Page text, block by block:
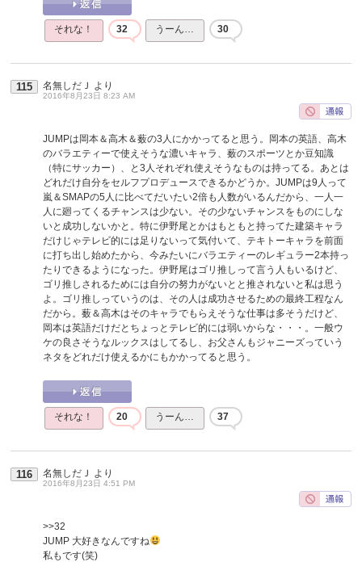
それな！ 32 うーん… 30
115 名無しだＪ より
2016年8月23日 8:23 AM
JUMPは岡本＆高木＆薮の3人にかかってると思う。岡本の英語、高木
のバラエティーで使えそうな濃いキャラ、薮のスポーツとか豆知識
（特にサッカー）、と3人それぞれ使えそうなものは持ってる。あとは
どれだけ自分をセルフプロデュースできるかどうか。JUMPは9人って
嵐＆SMAPの5人に比べてだいたい2倍も人数がいるんだから、一人一
人に廻ってくるチャンスは少ない。その少ないチャンスをものにしな
いと成功しないかと。特に伊野尾とかはもともと持ってた建築キャラ
だけじゃテレビ的には足りないって気付いて、テキトーキャラを前面
に打ち出し始めたから、今みたいにバラエティーのレギュラー2本持っ
たりできるようになった。伊野尾はゴリ推しって言う人もいるけど、
ゴリ推しされるためには自分の努力がないとと推されないと私は思う
よ。ゴリ推しっていうのは、その人は成功させるための最終工程なん
だから。薮＆高木はそのキャラでもらえそうな仕事は多そうだけど、
岡本は英語だけだとちょっとテレビ的には弱いからな・・・。一般ウ
ケの良さそうなルックスはしてるし、お父さんもジャニーズっていう
ネタをどれだけ使えるかにもかかってると思う。
それな！ 20 うーん… 37
116 名無しだＪ より
2016年8月23日 4:51 PM
>>32
JUMP 大好きなんですね
私もです(笑)